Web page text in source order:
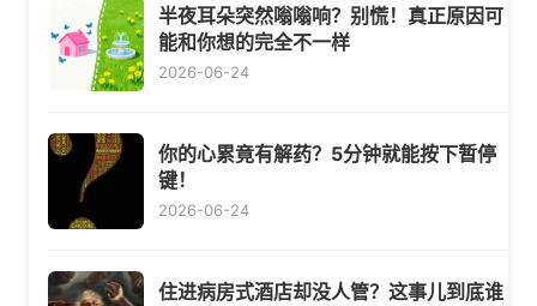
半夜耳朵突然嗡嗡响？别慌！真正原因可
能和你想的完全不一样
2026-06-24
你的心累竟有解药？5分钟就能按下暂停
键！
2026-06-24
住进病房式酒店却没人管？这事儿到底谁